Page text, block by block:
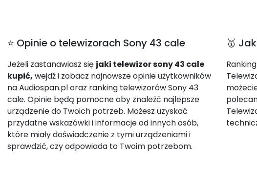
⭐ Opinie o telewizorach Sony 43 cale
Jeżeli zastanawiasz się jaki telewizor sony 43 cale
kupić, wejdź i zobacz najnowsze opinie użytkowników
na Audiospan.pl oraz ranking telewizorów Sony 43
cale. Opinie będą pomocne aby znaleźć najlepsze
urządzenie do Twoich potrzeb. Możesz uzyskać
przydatne wskazówki i informacje od innych osób,
które miały doświadczenie z tymi urządzeniami i
sprawdzić, czy odpowiada to Twoim potrzebom.
🥇